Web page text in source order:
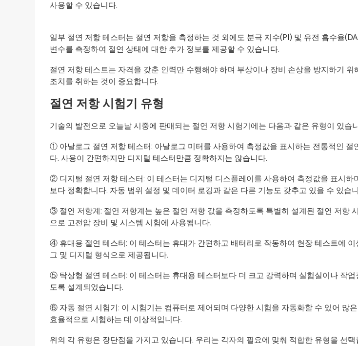
사용할 수 있습니다.
일부 절연 저항 테스터는 절연 저항을 측정하는 것 외에도 분극 지수(PI) 및 유전 흡수율
변수를 측정하여 절연 상태에 대한 추가 정보를 제공할 수 있습니다.
절연 저항 테스트는 자격을 갖춘 인력만 수행해야 하며 부상이나 장비 손상을 방지하기 위
조치를 취하는 것이 중요합니다.
절연 저항 시험기 유형
기술의 발전으로 오늘날 시중에 판매되는 절연 저항 시험기에는 다음과 같은 유형이 있습
① 아날로그 절연 저항 테스터: 아날로그 미터를 사용하여 측정값을 표시하는 전통적인 절
다. 사용이 간편하지만 디지털 테스터만큼 정확하지는 않습니다.
② 디지털 절연 저항 테스터: 이 테스터는 디지털 디스플레이를 사용하여 측정값을 표시하
보다 정확합니다. 자동 범위 설정 및 데이터 로깅과 같은 다른 기능도 갖추고 있을 수 있습
③ 절연 저항계: 절연 저항계는 높은 절연 저항 값을 측정하도록 특별히 설계된 절연 저항
으로 고전압 장비 및 시스템 시험에 사용됩니다.
④ 휴대용 절연 테스터: 이 테스터는 휴대가 간편하고 배터리로 작동하여 현장 테스트에 이
그 및 디지털 형식으로 제공됩니다.
⑤ 탁상형 절연 테스터: 이 테스터는 휴대용 테스터보다 더 크고 강력하며 실험실이나 작
도록 설계되었습니다.
⑥ 자동 절연 시험기: 이 시험기는 컴퓨터로 제어되며 다양한 시험을 자동화할 수 있어 많
효율적으로 시험하는 데 이상적입니다.
위의 각 유형은 장단점을 가지고 있습니다. 우리는 각자의 필요에 맞춰 적합한 유형을 선택